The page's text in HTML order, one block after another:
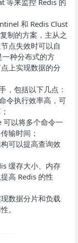
和 Redis Clust
制的方案，主从之
点失效时可以自
种分布式的方
上实现数据的分
，包括以下几点：
令执行效率高，可
可以将多个命令一
输时间；
可以提高查询效
缓存大小、内存
高 Redis 的性
数据分片和负载
。